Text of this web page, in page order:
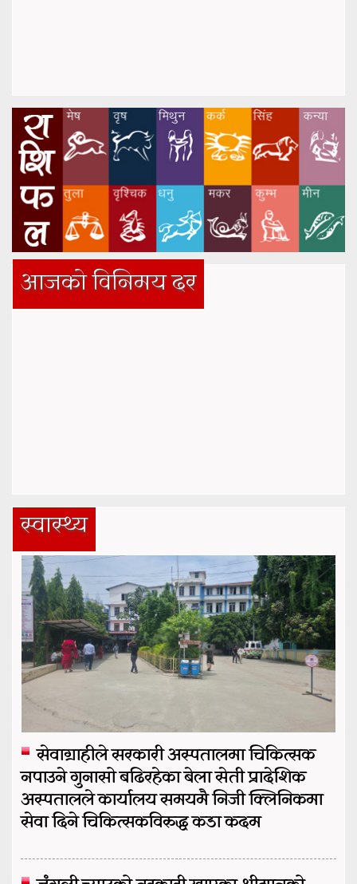
आजको विनिमय दर
स्वास्थ्य
सेवाग्राहीले सरकारी अस्पतालमा चिकित्सक
नपाउने गुनासो बढिरहेका बेला सेती प्रादेशिक
अस्पतालले कार्यालय समयमै निजी क्लिनिकमा
सेवा दिने चिकित्सकविरुद्ध कडा कदम